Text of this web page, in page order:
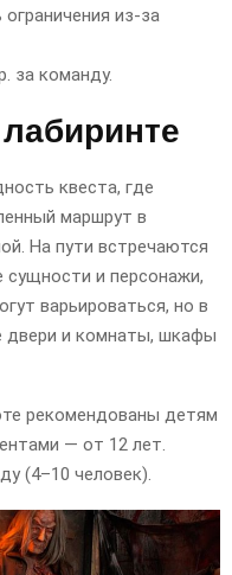
из-за
за команду.
квеста, где
маршрут в
На пути встречаются
и персонажи,
варьироваться, но в
двери и комнаты, шкафы
рекомендованы детям
— от 12 лет.
(4–10 человек).